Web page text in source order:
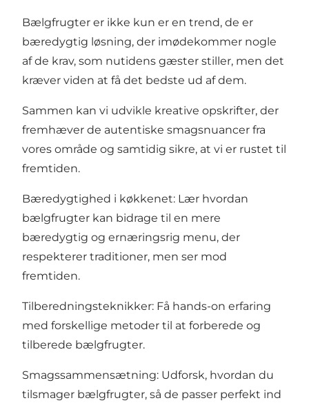
Bælgfrugter er ikke kun er en trend, de er
bæredygtig løsning, der imødekommer nogle
af de krav, som nutidens gæster stiller, men det
kræver viden at få det bedste ud af dem.
Sammen kan vi udvikle kreative opskrifter, der
fremhæver de autentiske smagsnuancer fra
vores område og samtidig sikre, at vi er rustet til
fremtiden.
Bæredygtighed i køkkenet: Lær hvordan
bælgfrugter kan bidrage til en mere
bæredygtig og ernæringsrig menu, der
respekterer traditioner, men ser mod
fremtiden.​
Tilberedningsteknikker: Få hands-on erfaring
med forskellige metoder til at forberede og
tilberede bælgfrugter.​
Smagssammensætning: Udforsk, hvordan du
tilsmager bælgfrugter, så de passer perfekt ind